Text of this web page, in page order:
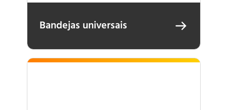
Bandejas universais